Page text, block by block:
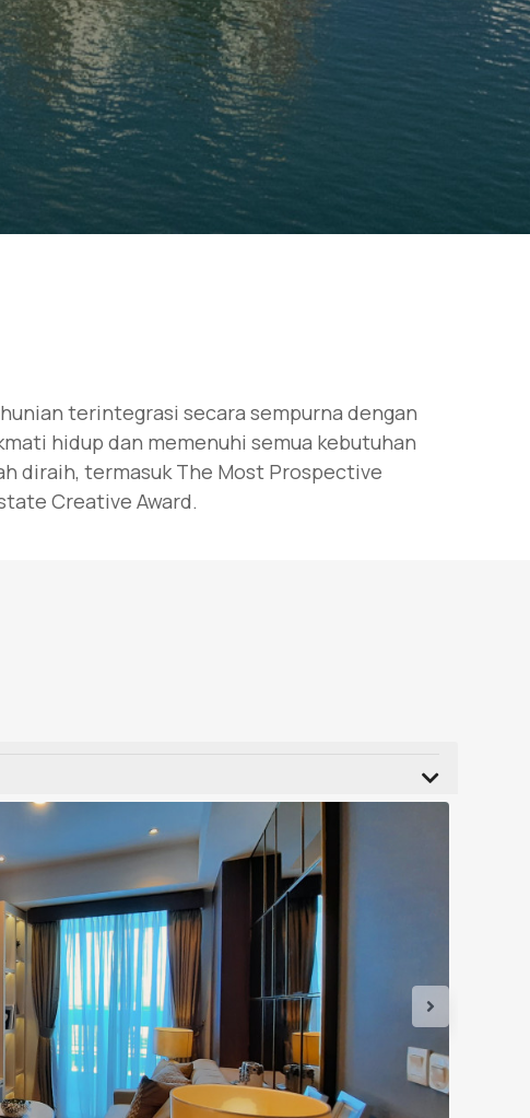
terintegrasi secara sempurna dengan
hidup dan memenuhi semua kebutuhan
diraih, termasuk The Most Prospective
Creative Award.